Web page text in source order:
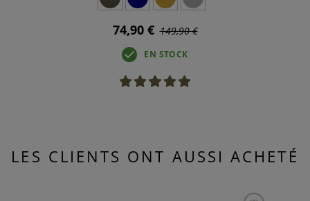
74,90 € 149,90 €
EN STOCK
LES CLIENTS ONT AUSSI ACHETÉ